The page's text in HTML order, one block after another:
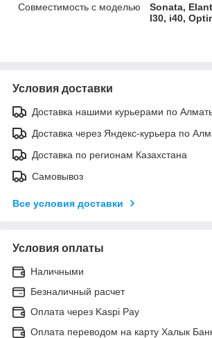
Совместимость с моделью
Sonata,
I30, i40,
Условия доставки
Доставка нашими курьерами по
Доставка через Яндекс-курьера по
Доставка по регионам Казахстана
Самовывоз
Все условия доставки
Условия оплаты
Наличными
Безналичный расчет
Оплата через Kaspi Pay
Оплата переводом на карту Халык